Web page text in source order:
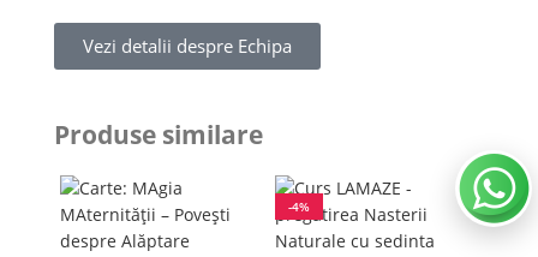
Vezi detalii despre Echipa
Produse similare
-4% HOT